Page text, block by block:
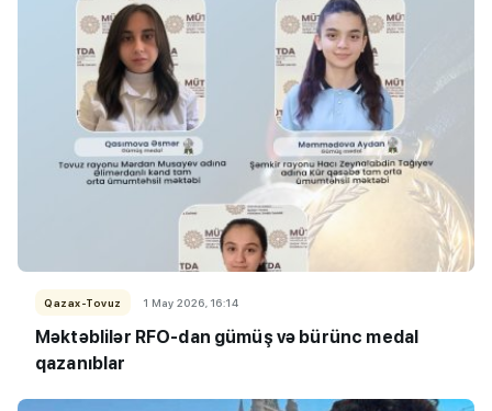
Qazax-Tovuz 1 May 2026, 16:14
Məktəblilər RFO-dan gümüş və bürünc medal
qazanıblar